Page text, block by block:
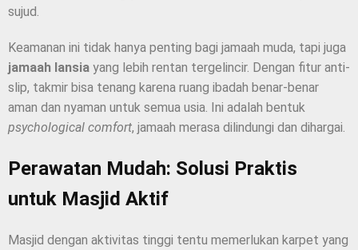
sujud.
Keamanan ini tidak hanya penting bagi jamaah muda, tapi juga
jamaah lansia yang lebih rentan tergelincir. Dengan fitur anti-
slip, takmir bisa tenang karena ruang ibadah benar-benar
aman dan nyaman untuk semua usia. Ini adalah bentuk
psychological comfort, jamaah merasa dilindungi dan dihargai.
Perawatan Mudah: Solusi Praktis
untuk Masjid Aktif
Masjid dengan aktivitas tinggi tentu memerlukan karpet yang